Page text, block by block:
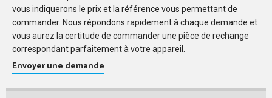
vous indiquerons le prix et la référence vous permettant de
commander. Nous répondons rapidement à chaque demande et
vous aurez la certitude de commander une pièce de rechange
correspondant parfaitement à votre appareil.
Envoyer une demande